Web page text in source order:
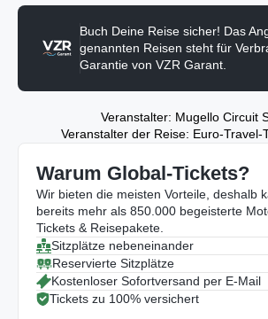
Buch Deine Reise sicher! Das
genannten Reisen steht für
Garantie von VZR Garant.
Veranstalter: Mugello Circuit
Veranstalter der Reise: Euro-Travel-
Warum Global-Tickets?
Wir bieten die meisten Vorteile, deshalb
bereits mehr als 850.000 begeisterte
Tickets & Reisepakete.
Sitzplätze nebeneinander
Reservierte Sitzplätze
Kostenloser Sofortversand per E-Mail
Tickets zu 100% versichert